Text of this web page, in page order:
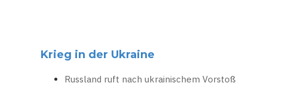
Krieg in der Ukraine
Russland ruft nach ukrainischem Vorstoß